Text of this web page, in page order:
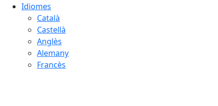
Idiomes
Català
Castellà
Anglès
Alemany
Francès